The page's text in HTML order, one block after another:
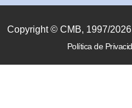
Copyright © CMB, 1997/
Política de